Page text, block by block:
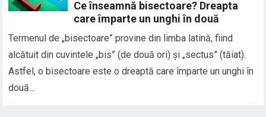
Ce înseamnă bisectoare? Dreapta
care împarte un unghi în două
Termenul de „bisectoare” provine din limba latină, fiind
alcătuit din cuvintele „bis” (de două ori) și „sectus” (tăiat).
Astfel, o bisectoare este o dreaptă care împarte un unghi în
două…